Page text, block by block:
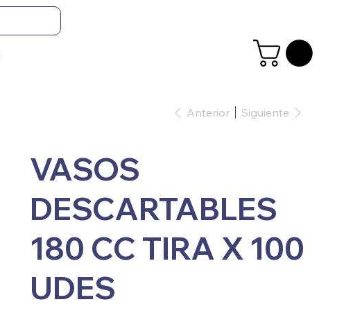
Anterior Siguiente
VASOS
DESCARTABLES
180 CC TIRA X 100
UDES